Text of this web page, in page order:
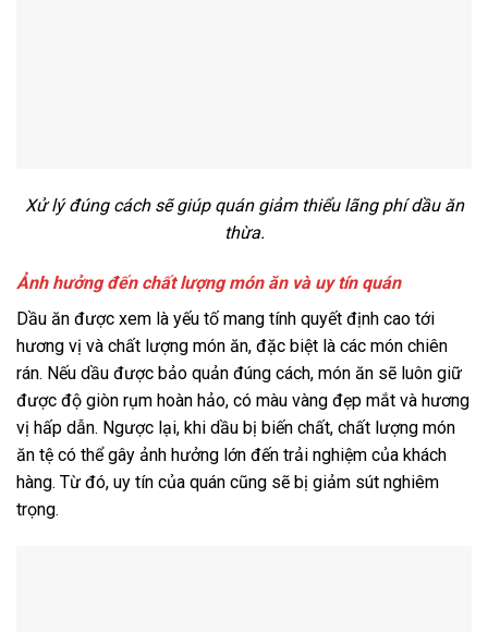
Xử lý đúng cách sẽ giúp quán giảm thiểu lãng phí dầu ăn
thừa.
Ảnh hưởng đến chất lượng món ăn và uy tín quán
Dầu ăn được xem là yếu tố mang tính quyết định cao tới
hương vị và chất lượng món ăn, đặc biệt là các món chiên
rán. Nếu dầu được bảo quản đúng cách, món ăn sẽ luôn giữ
được độ giòn rụm hoàn hảo, có màu vàng đẹp mắt và hương
vị hấp dẫn. Ngược lại, khi dầu bị biến chất, chất lượng món
ăn tệ có thể gây ảnh hưởng lớn đến trải nghiệm của khách
hàng. Từ đó, uy tín của quán cũng sẽ bị giảm sút nghiêm
trọng.